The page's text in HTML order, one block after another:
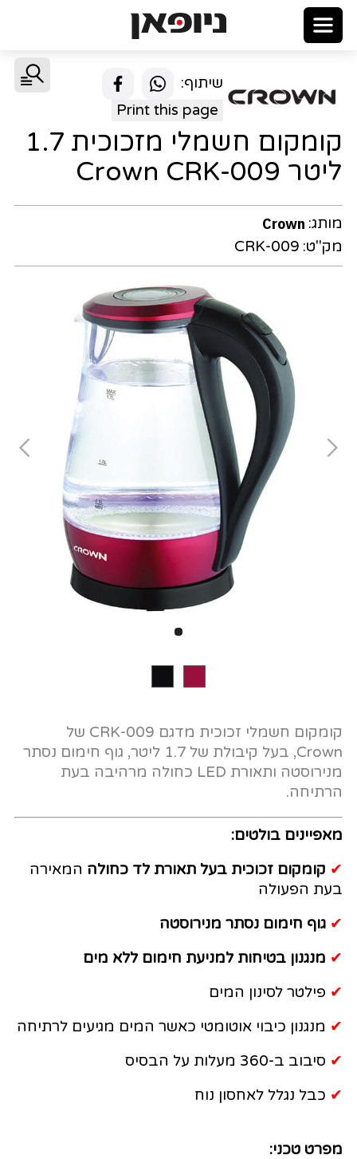
שיתוף:
Print this page
קומקום חשמלי מזכוכית 1.7
ליטר Crown CRK-009
מותג: Crown
מק"ט: CRK-009
קומקום חשמלי זכוכית מדגם CRK-009 של
Crown, בעל קיבולת של 1.7 ליטר, גוף חימום נסתר
מנירוסטה ותאורת LED כחולה מרהיבה בעת
הרתיחה.
מאפיינים בולטים:
✔ קומקום זכוכית בעל תאורת לד כחולה המאירה
בעת הפעולה
✔ גוף חימום נסתר מנירוסטה
✔ מנגנון בטיחות למניעת חימום ללא מים
✔ פילטר לסינון המים
✔ מנגנון כיבוי אוטומטי כאשר המים מגיעים לרתיחה
✔ סיבוב ב-360 מעלות על הבסיס
✔ כבל נגלל לאחסון נוח
מפרט טכני: